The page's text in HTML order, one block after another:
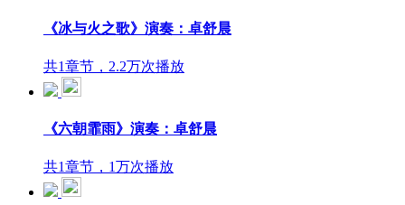
《冰与火之歌》演奏：卓舒晨
共1章节，2.2万次播放
《六朝霏雨》演奏：卓舒晨
共1章节，1万次播放